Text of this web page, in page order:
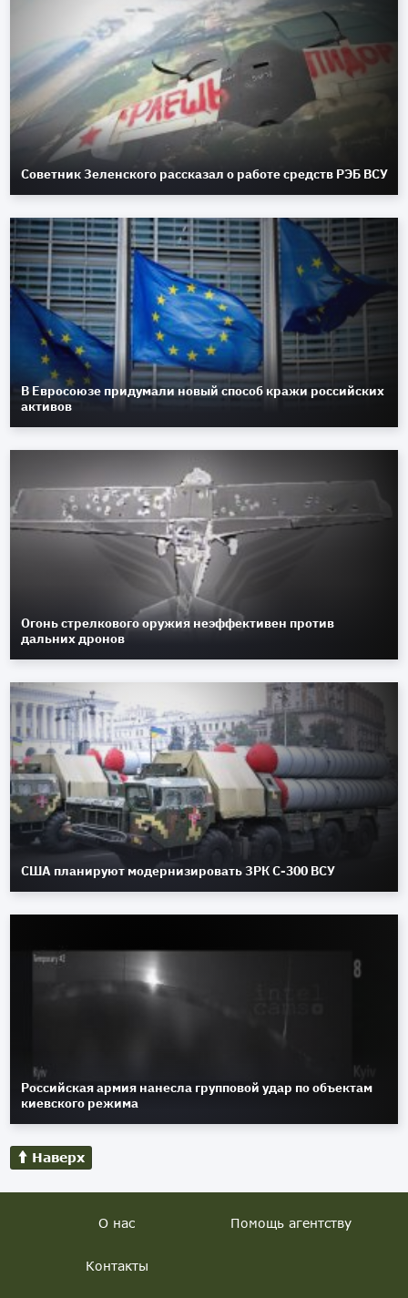
Советник Зеленского рассказал о работе средств РЭБ ВСУ
В Евросоюзе придумали новый способ кражи российских
активов
Огонь стрелкового оружия неэффективен против
дальних дронов
США планируют модернизировать ЗРК С-300 ВСУ
Российская армия нанесла групповой удар по объектам
киевского режима
Наверх
О нас Помощь агентству
Контакты